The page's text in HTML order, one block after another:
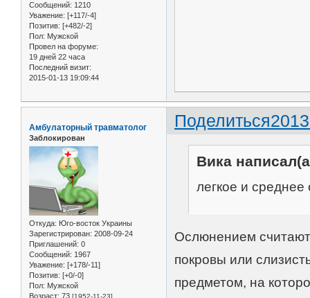
Сообщений: 1210
Уважение: [+117/-4]
Позитив: [+482/-2]
Пол: Мужской
Провел на форуме:
19 дней 22 часа
Последний визит:
2015-01-13 19:09:44
Поделиться
Амбулаторный травматолог
Заблокирован
Откуда: Юго-восток Украины
Зарегистрирован: 2008-09-24
Приглашений: 0
Сообщений: 1967
Уважение: [+178/-11]
Позитив: [+0/-0]
Пол: Мужской
Возраст: 73
Вика
легкое и
Ослюнением
покровы или
предметом, на